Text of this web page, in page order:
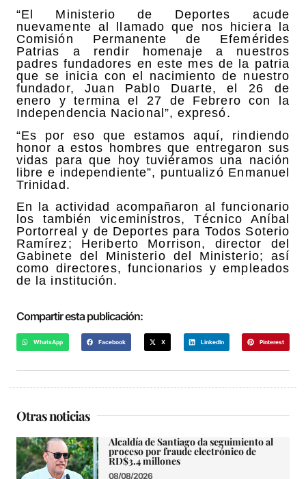
“El Ministerio de Deportes acude
nuevamente al llamado que nos hiciera la
Comisión Permanente de Efemérides
Patrias a rendir homenaje a nuestros
padres fundadores en este mes de la patria
que se inicia con el nacimiento de nuestro
fundador, Juan Pablo Duarte, el 26 de
enero y termina el 27 de Febrero con la
Independencia Nacional”, expresó.
“Es por eso que estamos aquí, rindiendo
honor a estos hombres que entregaron sus
vidas para que hoy tuviéramos una nación
libre e independiente”, puntualizó Enmanuel
Trinidad.
En la actividad acompañaron al funcionario
los también viceministros, Técnico Aníbal
Portorreal y de Deportes para Todos Soterio
Ramírez; Heriberto Morrison, director del
Gabinete del Ministerio del Ministerio; así
como directores, funcionarios y empleados
de la institución.
Compartir esta publicación:
WhatsApp Facebook X LinkedIn Pinterest
Otras noticias
Alcaldía de Santiago da seguimiento al
proceso por fraude electrónico de
RD$3.4 millones
08/08/2026